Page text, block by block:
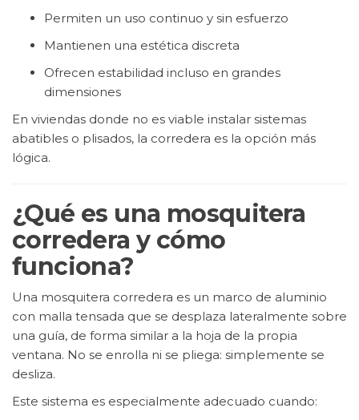
Permiten un uso continuo y sin esfuerzo
Mantienen una estética discreta
Ofrecen estabilidad incluso en grandes
dimensiones
En viviendas donde no es viable instalar sistemas
abatibles o plisados, la corredera es la opción más
lógica.
¿Qué es una mosquitera
corredera y cómo
funciona?
Una mosquitera corredera es un marco de aluminio
con malla tensada que se desplaza lateralmente sobre
una guía, de forma similar a la hoja de la propia
ventana. No se enrolla ni se pliega: simplemente se
desliza.
Este sistema es especialmente adecuado cuando: